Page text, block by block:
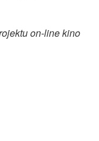
on-line kino